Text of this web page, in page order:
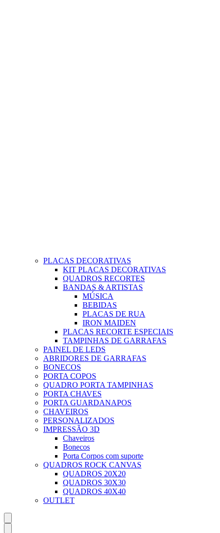
PLACAS DECORATIVAS
KIT PLACAS DECORATIVAS
QUADROS RECORTES
BANDAS & ARTISTAS
MÚSICA
BEBIDAS
PLACAS DE RUA
IRON MAIDEN
PLACAS RECORTE ESPECIAIS
TAMPINHAS DE GARRAFAS
PAINEL DE LEDS
ABRIDORES DE GARRAFAS
BONECOS
PORTA COPOS
QUADRO PORTA TAMPINHAS
PORTA CHAVES
PORTA GUARDANAPOS
CHAVEIROS
PERSONALIZADOS
IMPRESSÃO 3D
Chaveiros
Bonecos
Porta Corpos com suporte
QUADROS ROCK CANVAS
QUADROS 20X20
QUADROS 30X30
QUADROS 40X40
OUTLET